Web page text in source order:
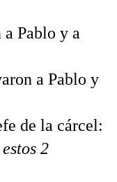
a Pablo y a
a Pablo y
de la cárcel:
2